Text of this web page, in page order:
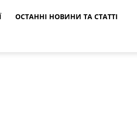
ОСТАННІ НОВИНИ ТА СТАТТІ